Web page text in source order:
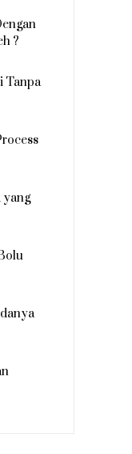
?
Tanpa
yang